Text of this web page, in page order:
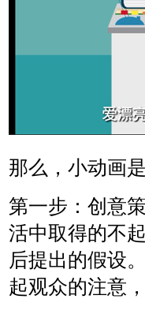
那么，小动画
第一步：创意
活中取得的不
后提出的假设
起观众的注意